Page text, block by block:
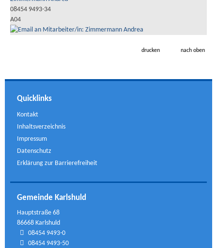
08454 9493-34
A04
drucken nach oben
Quicklinks
Kontakt
Inhaltsverzeichnis
Impressum
Datenschutz
Erklärung zur Barrierefreiheit
Gemeinde Karlshuld
Hauptstraße 68
86668 Karlshuld
08454 9493-0
08454 9493-50